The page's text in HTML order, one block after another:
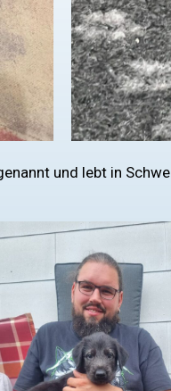
und lebt in